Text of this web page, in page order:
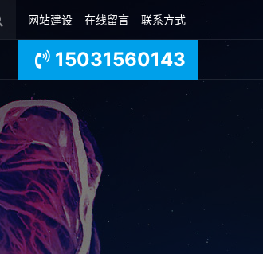
网站建设 在线留言 联系方式
15031560143